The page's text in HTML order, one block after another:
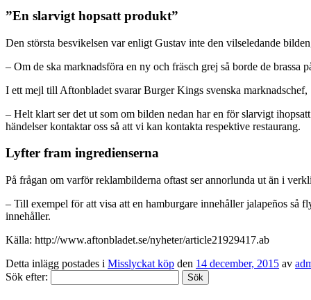
”En slarvigt hopsatt produkt”
Den största besvikelsen var enligt Gustav inte den vilseledande
– Om de ska marknadsföra en ny och fräsch grej så borde de
I ett mejl till Aftonbladet svarar Burger Kings svenska
– Helt klart ser det ut som om bilden nedan har en för slarvigt
händelser kontaktar oss så att vi kan kontakta respektive restaurang.
Lyfter fram ingredienserna
På frågan om varför reklambilderna oftast ser annorlunda ut än i
– Till exempel för att visa att en hamburgare innehåller jalapeños så
innehåller.
Källa: http://www.aftonbladet.se/nyheter/article21929417.ab
Detta inlägg postades i Misslyckat köp den 14 december, 2015 av
Sök efter: